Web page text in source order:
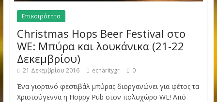
Επικαιρότητα
Christmas Hops Beer Festival στο
WE: Μπύρα και λουκάνικα (21-22
Δεκεμβρίου)
21 Δεκεμβρίου 2016 echaritygr 0
Ένα γιορτινό φεστιβάλ μπύρας διοργανώνει για φέτος τα
Χριστούγεννα η Hoppy Pub στον πολυχώρο WE! Από